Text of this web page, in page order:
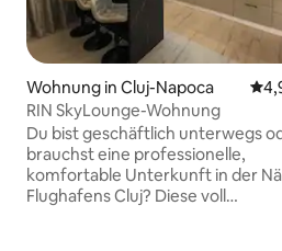
Wohnung in Cluj-Napoca
RIN SkyLounge-Wohnung
Du bist geschäftlich unterwegs
brauchst eine professionelle,
komfortable Unterkunft in der
Flughafens Cluj? Diese voll